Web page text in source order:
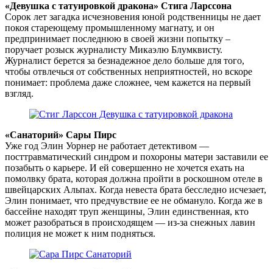
«Девушка с татуировкой дракона» Стига Ларссона
Сорок лет загадка исчезновения юной родственницы не дает
покоя стареющему промышленному магнату, и он
предпринимает последнюю в своей жизни попытку –
поручает розыск журналисту Микаэлю Блумквисту.
Журналист берется за безнадежное дело больше для того,
чтобы отвлечься от собственных неприятностей, но вскоре
понимает: проблема даже сложнее, чем кажется на первый
взгляд.
«Санаторий» Сары Пирс
Уже год Элин Уорнер не работает детективом —
посттравматический синдром и похороны матери заставили ее
позабыть о карьере. И ей совершенно не хочется ехать на
помолвку брата, которая должна пройти в роскошном отеле в
швейцарских Альпах. Когда невеста брата бесследно исчезает,
Элин понимает, что предчувствие ее не обмануло. Когда же в
бассейне находят труп женщины, Элин единственная, кто
может разобраться в происходящем — из-за снежных лавин
полиция не может к ним подняться.